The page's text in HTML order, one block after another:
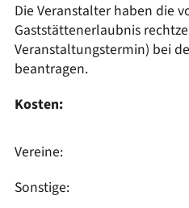
Die Veranstalter haben die
Gaststättenerlaubnis
Veranstaltungstermin) bei
beantragen.
Kosten:
Vereine:
Sonstige: